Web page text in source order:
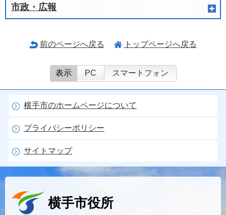
市政・広報
前のページへ戻る トップページへ戻る
表示 PC スマートフォン
横手市のホームページについて
プライバシーポリシー
サイトマップ
横手市役所